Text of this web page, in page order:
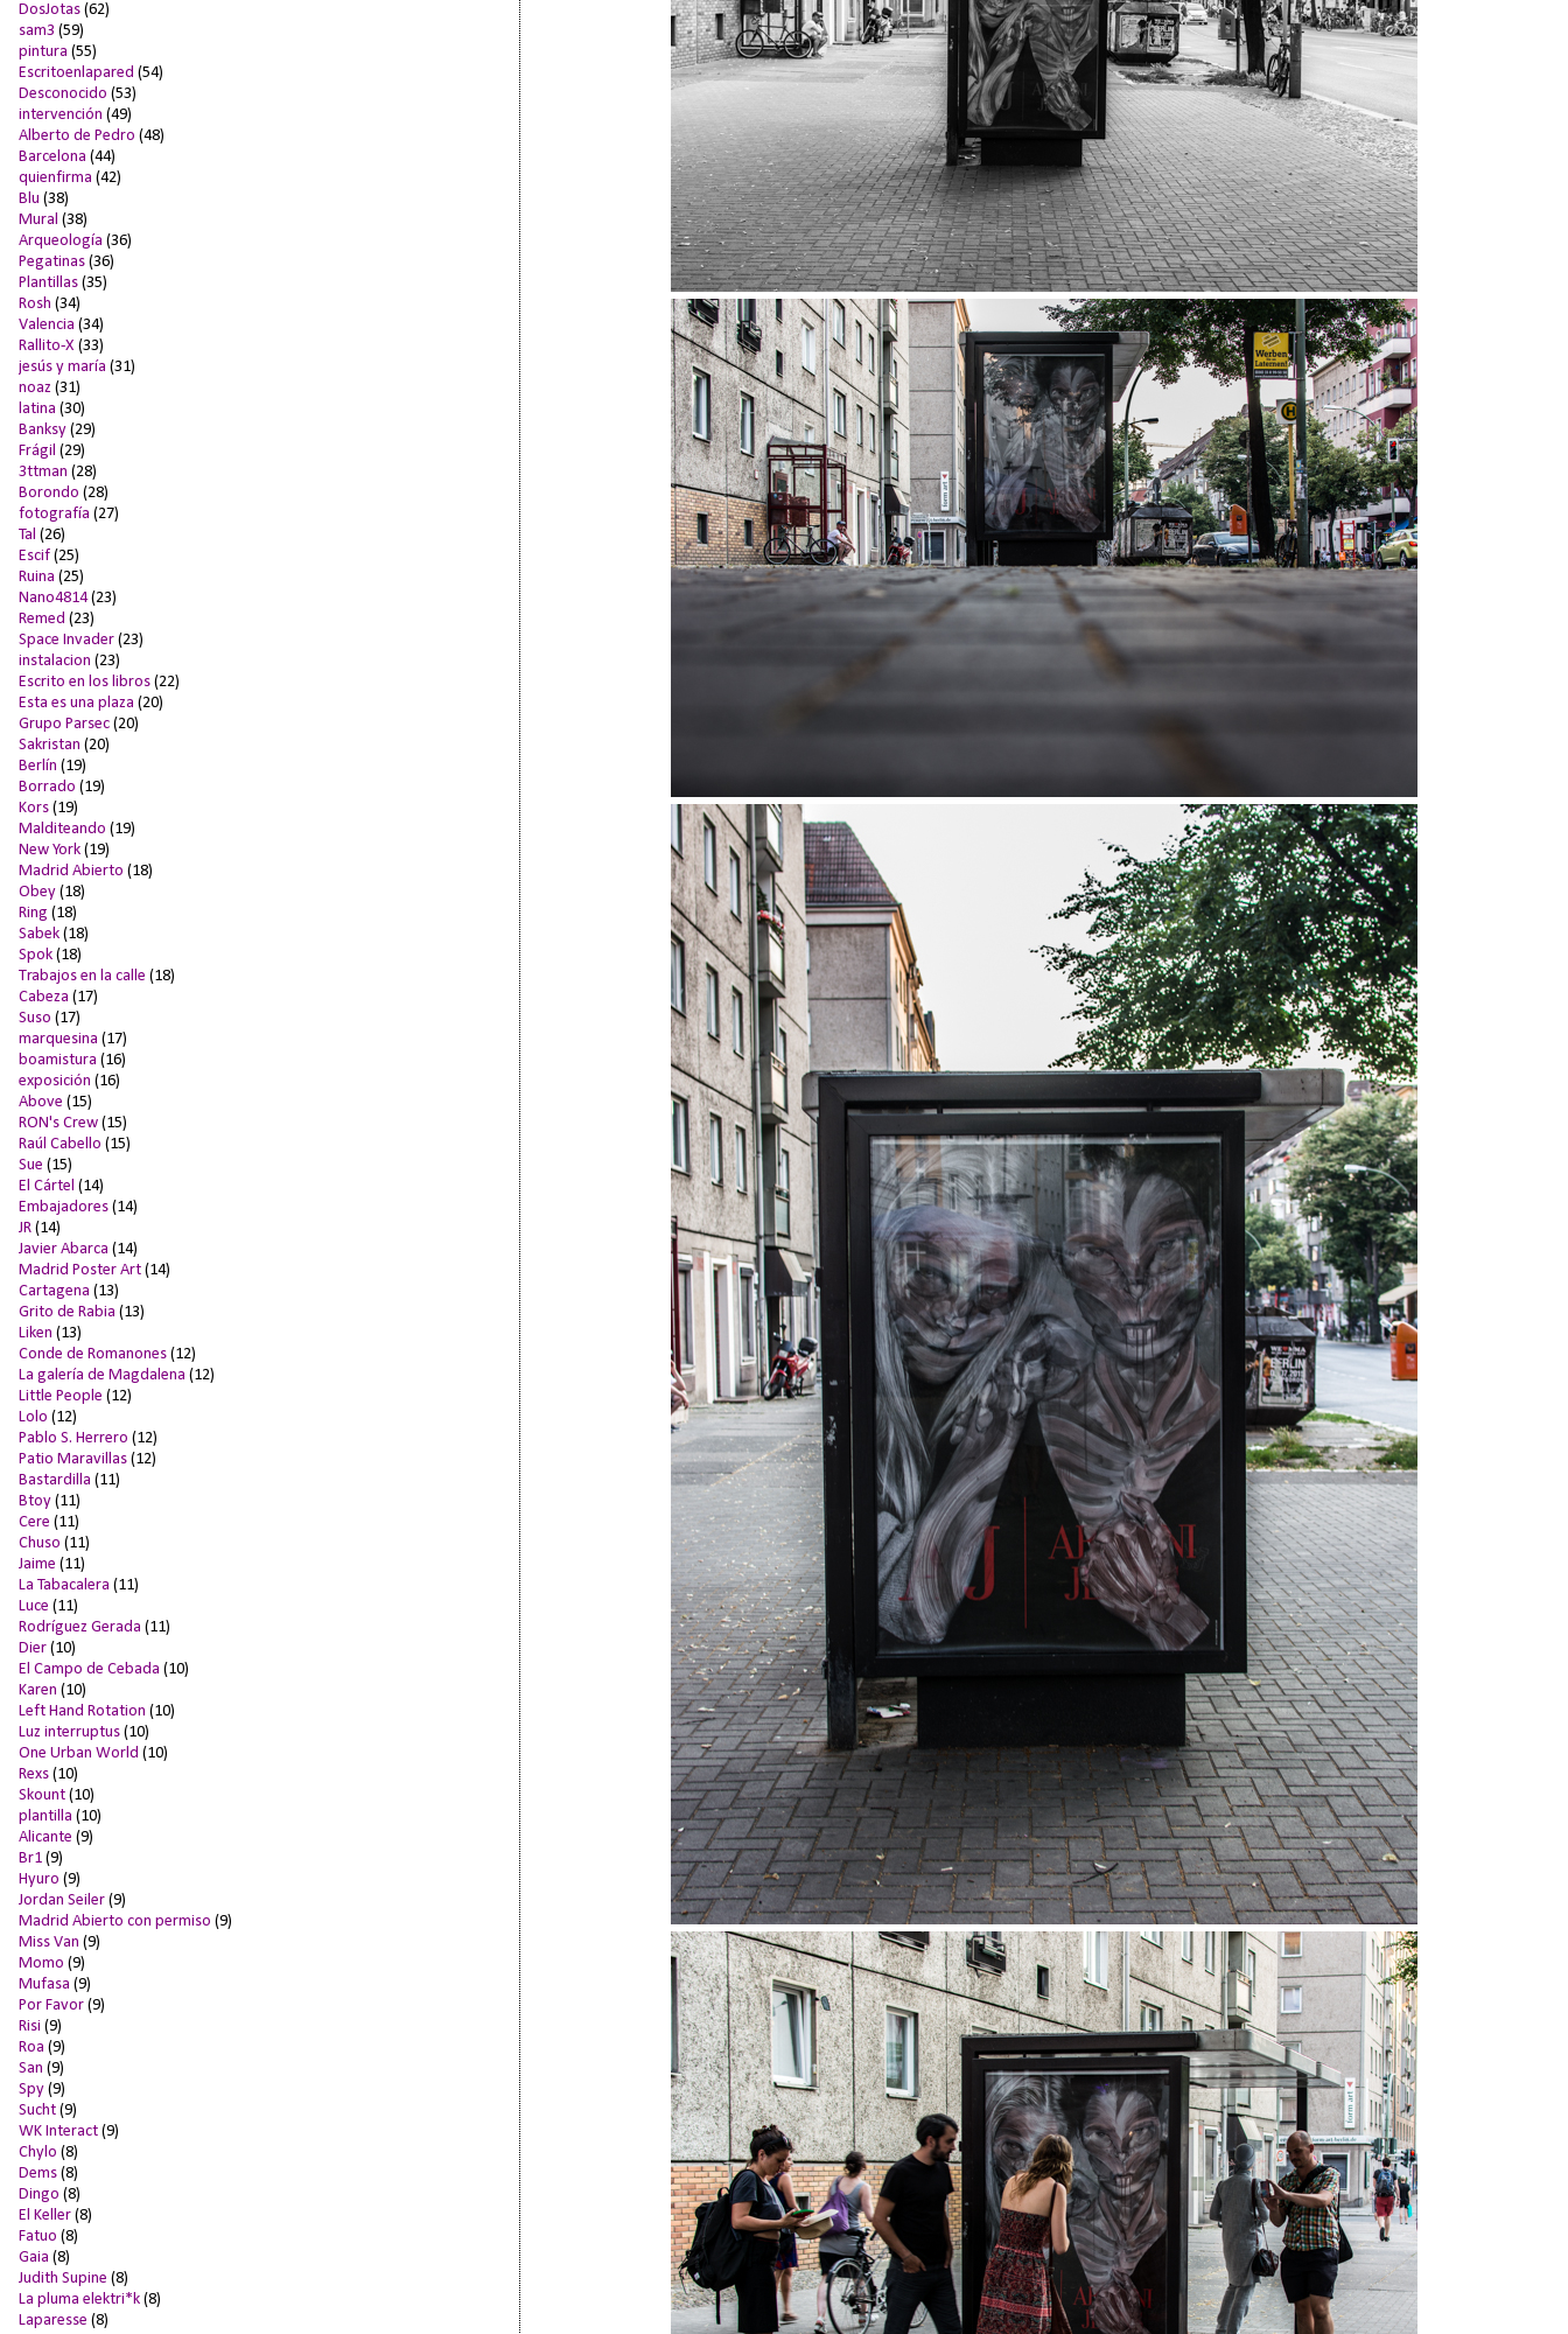
DosJotas (62)
sam3 (59)
pintura (55)
Escritoenlapared (54)
Desconocido (53)
intervención (49)
Alberto de Pedro (48)
Barcelona (44)
quienfirma (42)
Blu (38)
Mural (38)
Arqueología (36)
Pegatinas (36)
Plantillas (35)
Rosh (34)
Valencia (34)
Rallito-X (33)
jesús y maría (31)
noaz (31)
latina (30)
Banksy (29)
Frágil (29)
3ttman (28)
Borondo (28)
fotografía (27)
Tal (26)
Escif (25)
Ruina (25)
Nano4814 (23)
Remed (23)
Space Invader (23)
instalacion (23)
Escrito en los libros (22)
Esta es una plaza (20)
Grupo Parsec (20)
Sakristan (20)
Berlín (19)
Borrado (19)
Kors (19)
Malditeando (19)
New York (19)
Madrid Abierto (18)
Obey (18)
Ring (18)
Sabek (18)
Spok (18)
Trabajos en la calle (18)
Cabeza (17)
Suso (17)
marquesina (17)
boamistura (16)
exposición (16)
Above (15)
RON's Crew (15)
Raúl Cabello (15)
Sue (15)
El Cártel (14)
Embajadores (14)
JR (14)
Javier Abarca (14)
Madrid Poster Art (14)
Cartagena (13)
Grito de Rabia (13)
Liken (13)
Conde de Romanones (12)
La galería de Magdalena (12)
Little People (12)
Lolo (12)
Pablo S. Herrero (12)
Patio Maravillas (12)
Bastardilla (11)
Btoy (11)
Cere (11)
Chuso (11)
Jaime (11)
La Tabacalera (11)
Luce (11)
Rodríguez Gerada (11)
Dier (10)
El Campo de Cebada (10)
Karen (10)
Left Hand Rotation (10)
Luz interruptus (10)
One Urban World (10)
Rexs (10)
Skount (10)
plantilla (10)
Alicante (9)
Br1 (9)
Hyuro (9)
Jordan Seiler (9)
Madrid Abierto con permiso (9)
Miss Van (9)
Momo (9)
Mufasa (9)
Por Favor (9)
Risi (9)
Roa (9)
San (9)
Spy (9)
Sucht (9)
WK Interact (9)
Chylo (8)
Dems (8)
Dingo (8)
El Keller (8)
Fatuo (8)
Gaia (8)
Judith Supine (8)
La pluma elektri*k (8)
Laparesse (8)